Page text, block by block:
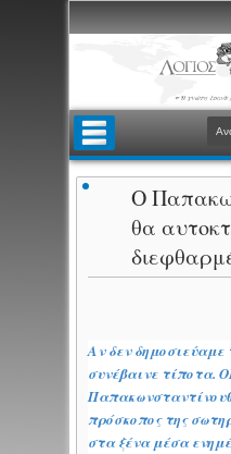
O
θα
Αν δεν δημοσιεύαμε
συνέβαινε τίποτα.
πρόσκοπος της
στα ξένα μέσα